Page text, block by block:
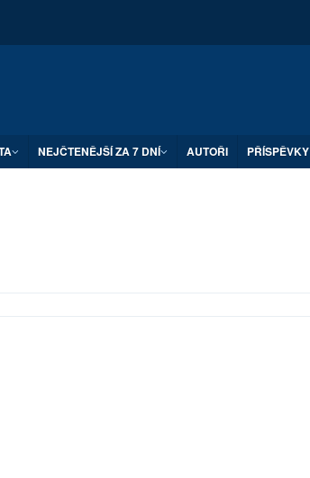
NEJČTENĚJŠÍ ZA 7 DNÍ AUTOŘI